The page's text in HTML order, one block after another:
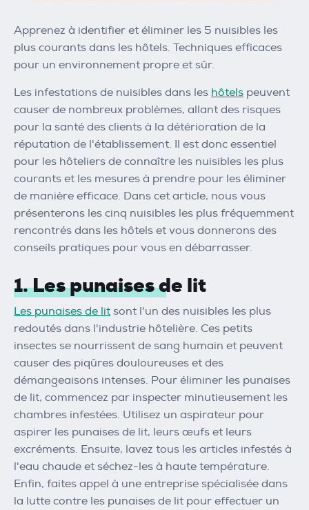
Apprenez à identifier et éliminer les 5 nuisibles les
plus courants dans les hôtels. Techniques efficaces
pour un environnement propre et sûr.
Les infestations de nuisibles dans les hôtels peuvent
causer de nombreux problèmes, allant des risques
pour la santé des clients à la détérioration de la
réputation de l'établissement. Il est donc essentiel
pour les hôteliers de connaître les nuisibles les plus
courants et les mesures à prendre pour les éliminer
de manière efficace. Dans cet article, nous vous
présenterons les cinq nuisibles les plus fréquemment
rencontrés dans les hôtels et vous donnerons des
conseils pratiques pour vous en débarrasser.
1. Les punaises de lit
Les punaises de lit sont l'un des nuisibles les plus
redoutés dans l'industrie hôtelière. Ces petits
insectes se nourrissent de sang humain et peuvent
causer des piqûres douloureuses et des
démangeaisons intenses. Pour éliminer les punaises
de lit, commencez par inspecter minutieusement les
chambres infestées. Utilisez un aspirateur pour
aspirer les punaises de lit, leurs œufs et leurs
excréments. Ensuite, lavez tous les articles infestés à
l'eau chaude et séchez-les à haute température.
Enfin, faites appel à une entreprise spécialisée dans
la lutte contre les punaises de lit pour effectuer un